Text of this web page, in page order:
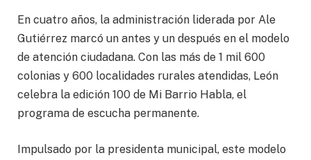
En cuatro años, la administración liderada por Ale
Gutiérrez marcó un antes y un después en el modelo
de atención ciudadana. Con las más de 1 mil 600
colonias y 600 localidades rurales atendidas, León
celebra la edición 100 de Mi Barrio Habla, el
programa de escucha permanente.
Impulsado por la presidenta municipal, este modelo